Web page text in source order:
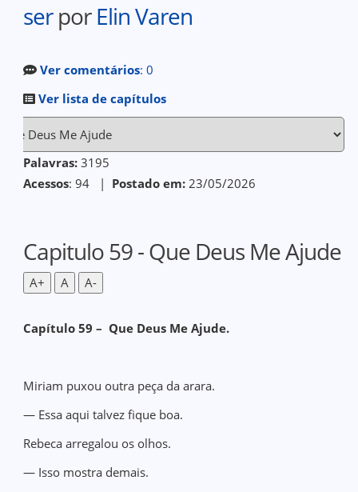
serporElin Varen
Ver comentários: 0
Ver lista de capítulos
Palavras: 3195
Acessos: 94 | Postado em: 23/05/2026
Capitulo 59 - Que Deus Me Ajude
A+ A A-
Capítulo 59 – Que Deus Me Ajude.
Miriam puxou outra peça da arara.
— Essa aqui talvez fique boa.
Rebeca arregalou os olhos.
— Isso mostra demais.